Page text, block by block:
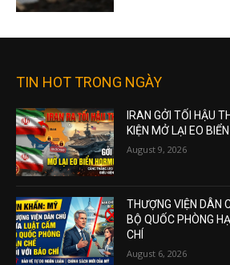
TIN HOT TRONG NGÀY
IRAN GỞI TỐI HẬU
KIỆN MỞ LẠI EO
August 9, 2026
THƯỢNG VIỆN DÂN
BỘ QUỐC PHÒNG
CHÍ
August 6, 2026